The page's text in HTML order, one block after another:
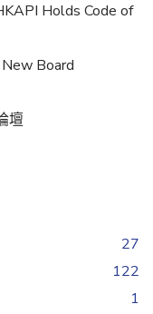
Holds Code of
Board
壇
27
122
1